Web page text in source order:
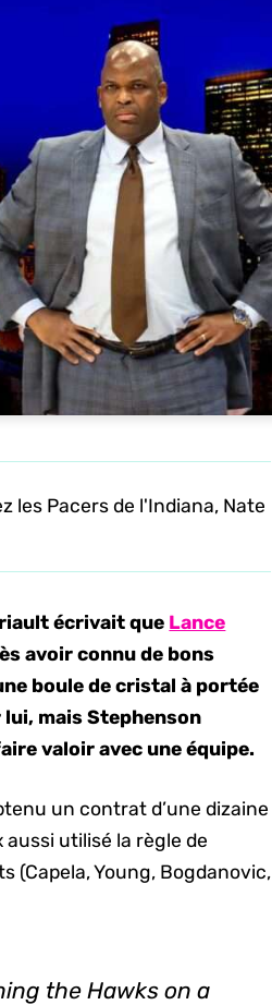
Pacers de l'Indiana, Nate
écrivait que Lance
avoir connu de bons
boule de cristal à portée
mais Stephenson
valoir avec une équipe.
un contrat d’une dizaine
aussi utilisé la règle de
(Capela, Young, Bogdanovic,
the Hawks on a